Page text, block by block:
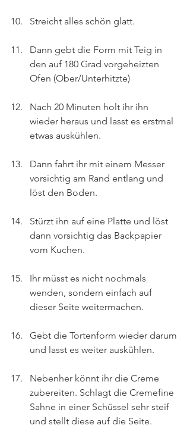
Streicht alles schön glatt.
Dann gebt die Form mit Teig in
den auf 180 Grad vorgeheizten
Ofen (Ober/Unterhitzte)
Nach 20 Minuten holt ihr ihn
wieder heraus und lasst es erstmal
etwas auskühlen.
Dann fahrt ihr mit einem Messer
vorsichtig am Rand entlang und
löst den Boden.
Stürzt ihn auf eine Platte und löst
dann vorsichtig das Backpapier
vom Kuchen.
Ihr müsst es nicht nochmals
wenden, sondern einfach auf
dieser Seite weitermachen.
Gebt die Tortenform wieder darum
und lasst es weiter auskühlen.
Nebenher könnt ihr die Creme
zubereiten. Schlagt die Cremefine
Sahne in einer Schüssel sehr steif
und stellt diese auf die Seite.